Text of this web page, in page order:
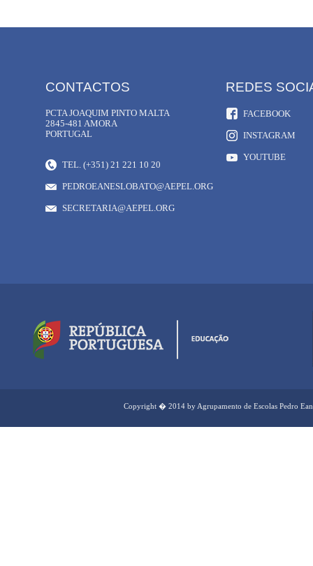
TEL. (+351) 21 221 10 20
PEDROEANESLOBATO@AEPEL.ORG
SECRETARIA@AEPEL.ORG
FACEBOOK
INSTAGRAM
YOUTUBE
CONTACTOS
PCTA JOAQUIM PINTO MALTA
2845-481 AMORA
PORTUGAL
REDES
Copyright � 2014 by Agrupamento de Escolas Pedro